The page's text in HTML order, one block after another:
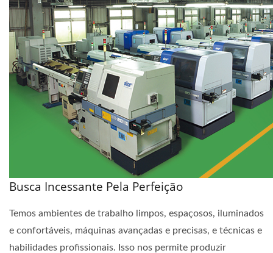
Busca Incessante Pela Perfeição
Temos ambientes de trabalho limpos, espaçosos, iluminados
e confortáveis, máquinas avançadas e precisas, e técnicas e
habilidades profissionais. Isso nos permite produzir